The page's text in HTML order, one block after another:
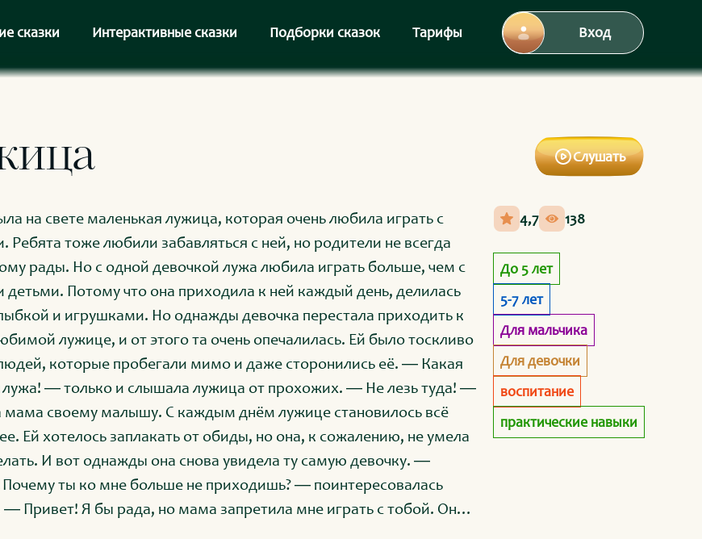
сказки Интерактивные сказки Подборки сказок Тарифы Вход
Слушать
на свете маленькая лужица, которая очень любила играть с
Ребята тоже любили забавляться с ней, но родители не всегда
рады. Но с одной девочкой лужа любила играть больше, чем с
детьми. Потому что она приходила к ней каждый день, делилась
и игрушками. Но однажды девочка перестала приходить к
лужице, и от этого та очень опечалилась. Ей было тоскливо
которые пробегали мимо и даже сторонились её. ― Какая
лужа! ― только и слышала лужица от прохожих. ― Не лезь туда! ―
мама своему малышу. С каждым днём лужице становилось всё
Ей хотелось заплакать от обиды, но она, к сожалению, не умела
И вот однажды она снова увидела ту самую девочку. ―
ты ко мне больше не приходишь? ― поинтересовалась
Привет! Я бы рада, но мама запретила мне играть с тобой. Она
4,7 138
До 5 лет
5-7 лет
Для мальчика
Для девочки
воспитание
практические навыки